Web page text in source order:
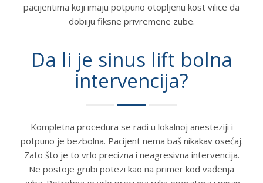
pacijentima koji imaju potpuno otopljenu kost vilice da
dobiiju fiksne privremene zube.
Da li je sinus lift bolna
intervencija?
Kompletna procedura se radi u lokalnoj anesteziji i
potpuno je bezbolna. Pacijent nema baš nikakav osećaj.
Zato što je to vrlo precizna i neagresivna intervencija.
Ne postoje grubi potezi kao na primer kod vađenja